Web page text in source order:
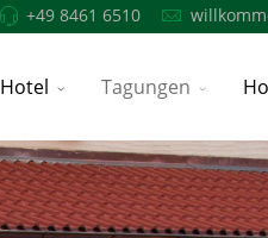
+49 8461 6510
Hotel Tagungen